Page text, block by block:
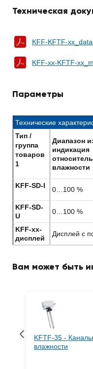
Техническая
KFF-KFTF-
KFF-xx-KFTF-
Параметры
Технические
Тип /
группа
товаров
1
Диапазон
индикация
влажности
KFF-SD-I 0…100 %
KFF-SD-
U
0…100 %
KFF-xx-
дисплей
Дисплей с
Вам может быть
KFTF-35 -
влажности